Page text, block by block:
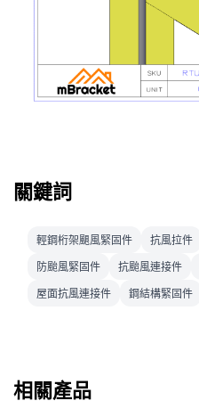
關鍵詞
輕鋼桁架颶風緊固件 抗風拉件
防颱風緊固件
抗颱風連接件
屋面抗風連接件
鋼結構緊固件
相關產品